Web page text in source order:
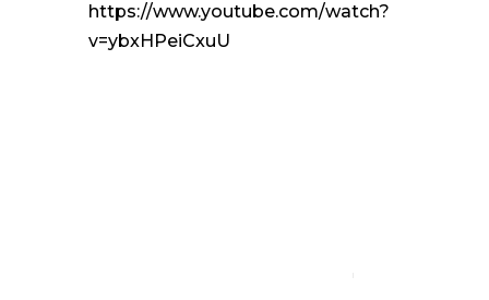
https://www.youtube.com/watch?
v=ybxHPeiCxuU